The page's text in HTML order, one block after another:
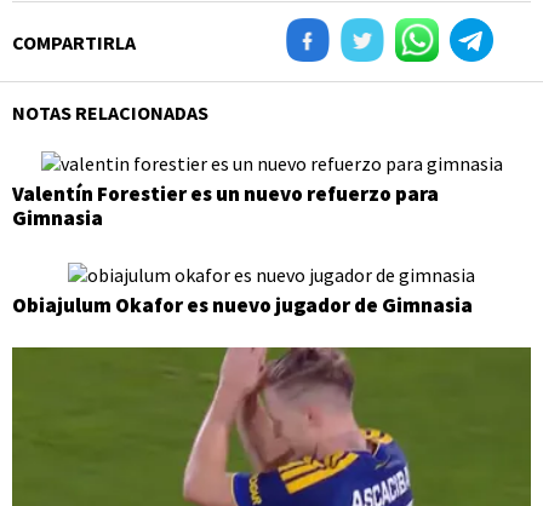
COMPARTIRLA
NOTAS RELACIONADAS
Valentín Forestier es un nuevo refuerzo para
Gimnasia
Obiajulum Okafor es nuevo jugador de Gimnasia